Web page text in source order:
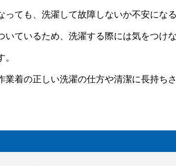
っても、洗濯して故障しないか不安にな
いているため、洗濯する際には気をつけ
業着の正しい洗濯の仕方や清潔に長持ち